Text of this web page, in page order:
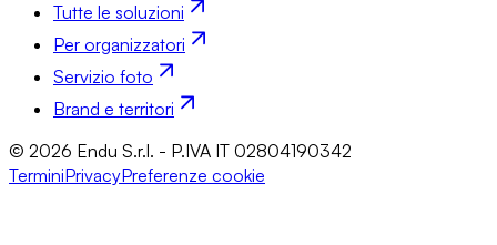
Tutte le soluzioni
Per organizzatori
Servizio foto
Brand e territori
© 2026 Endu S.r.l. - P.IVA IT 02804190342
TerminiPrivacyPreferenze cookie